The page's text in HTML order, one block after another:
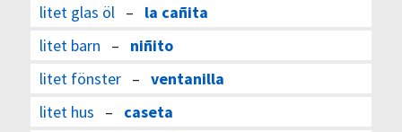
litet glas öl – la cañita
litet barn – niñito
litet fönster– ventanilla
litet hus – caseta